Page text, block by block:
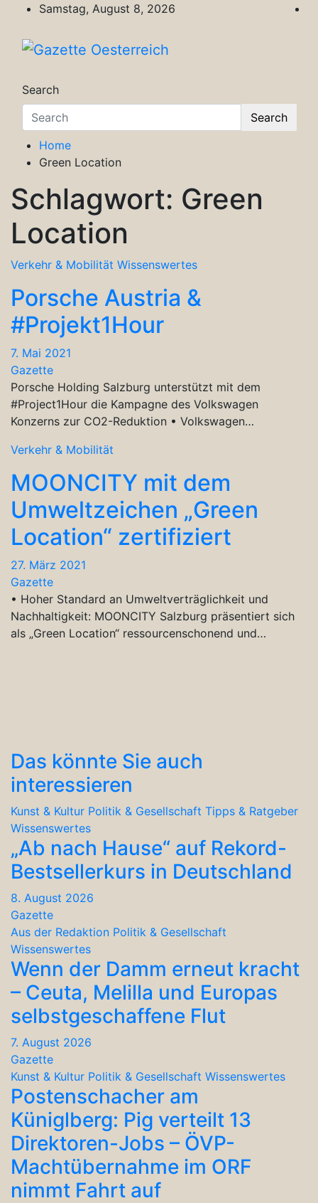
content
Samstag, August 8, 2026
Search
Search
Home
Green Location
Schlagwort: Green
Location
Verkehr & Mobilität Wissenswertes
Porsche Austria &
#Projekt1Hour
7. Mai 2021
Gazette
Porsche Holding Salzburg unterstützt mit dem
#Project1Hour die Kampagne des Volkswagen
Konzerns zur CO2-Reduktion • Volkswagen…
Verkehr & Mobilität
MOONCITY mit dem
Umweltzeichen „Green
Location“ zertifiziert
27. März 2021
Gazette
• Hoher Standard an Umweltverträglichkeit und
Nachhaltigkeit: MOONCITY Salzburg präsentiert sich
als „Green Location“ ressourcenschonend und…
Das könnte Sie auch
interessieren
Kunst & Kultur Politik & Gesellschaft Tipps & Ratgeber
Wissenswertes
„Ab nach Hause“ auf Rekord-
Bestsellerkurs in Deutschland
8. August 2026
Gazette
Aus der Redaktion Politik & Gesellschaft
Wissenswertes
Wenn der Damm erneut kracht
– Ceuta, Melilla und Europas
selbstgeschaffene Flut
7. August 2026
Gazette
Kunst & Kultur Politik & Gesellschaft Wissenswertes
Postenschacher am
Küniglberg: Pig verteilt 13
Direktoren-Jobs – ÖVP-
Machtübernahme im ORF
nimmt Fahrt auf